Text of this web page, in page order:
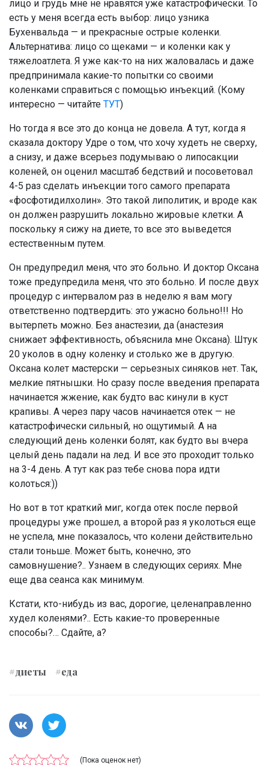
лицо и грудь мне не нравятся уже катастрофически. То
есть у меня всегда есть выбор: лицо узника
Бухенвальда — и прекрасные острые коленки.
Альтернатива: лицо со щеками — и коленки как у
тяжелоатлета. Я уже как-то на них жаловалась и даже
предпринимала какие-то попытки со своими
коленками справиться с помощью инъекций. (Кому
интересно — читайте ТУТ)
Но тогда я все это до конца не довела. А тут, когда я
сказала доктору Удре о том, что хочу худеть не сверху,
а снизу, и даже всерьез подумываю о липосакции
коленей, он оценил масштаб бедствий и посоветовал
4-5 раз сделать инъекции того самого препарата
«фосфотидилхолин». Это такой липолитик, и вроде как
он должен разрушить локально жировые клетки. А
поскольку я сижу на диете, то все это выведется
естественным путем.
Он предупредил меня, что это больно. И доктор Оксана
тоже предупредила меня, что это больно. И после двух
процедур с интервалом раз в неделю я вам могу
ответственно подтвердить: это ужасно больно!!! Но
вытерпеть можно. Без анастезии, да (анастезия
снижает эффективность, объяснила мне Оксана). Штук
20 уколов в одну коленку и столько же в другую.
Оксана колет мастерски — серьезных синяков нет. Так,
мелкие пятнышки. Но сразу после введения препарата
начинается жжение, как будто вас кинули в куст
крапивы. А через пару часов начинается отек — не
катастрофически сильный, но ощутимый. А на
следующий день коленки болят, как будто вы вчера
целый день падали на лед. И все это проходит только
на 3-4 день. А тут как раз тебе снова пора идти
колоться:))
Но вот в тот краткий миг, когда отек после первой
процедуры уже прошел, а второй раз я уколоться еще
не успела, мне показалось, что колени действительно
стали тоньше. Может быть, конечно, это
самовнушение?.. Узнаем в следующих сериях. Мне
еще два сеанса как минимум.
Кстати, кто-нибудь из вас, дорогие, целенаправленно
худел коленями?.. Есть какие-то проверенные
способы?… Сдайте, а?
#диеты #еда
(Пока оценок нет)